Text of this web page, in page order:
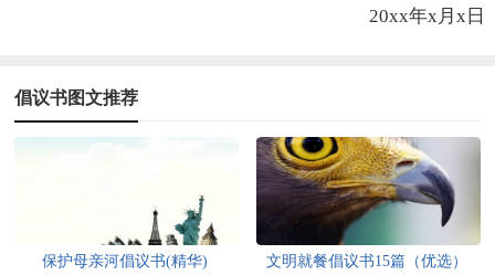
20xx年x月x日
倡议书图文推荐
保护母亲河倡议书(精华) 文明就餐倡议书15篇（优选）